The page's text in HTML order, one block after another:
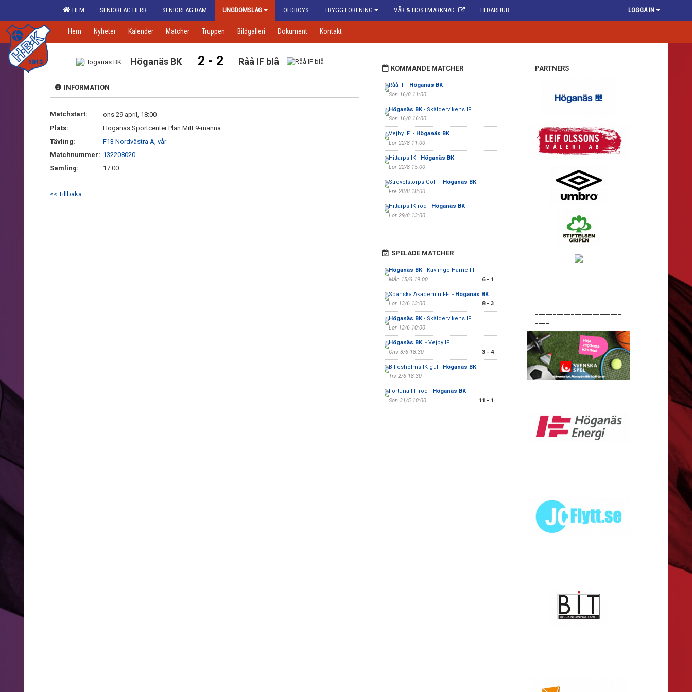
HEM SENIORLAG HERR SENIORLAG DAM UNGDOMSLAG OLDBOYS TRYGG FÖRENING VÅR & HÖSTMARKNAD LEDARHUB LOGGA IN
Hem Nyheter Kalender Matcher Truppen Bildgalleri Dokument Kontakt
Höganäs BK 2 - 2 Råå IF blå
INFORMATION
Matchstart:
ons 29 april, 18:00
Plats:
Höganäs Sportcenter Plan Mitt 9-manna
Tävling:
F13 Nordvästra A, vår
Matchnummer: 132208020
Samling:
17:00
<< Tillbaka
KOMMANDE MATCHER
Råå IF - Höganäs BK
Sön 16/8 11:00
Höganäs BK- Skäldervikens IF
Sön 16/8 16:00
Vejby IF - Höganäs BK
Lör 22/8 11:00
Hittarps IK - Höganäs BK
Lör 22/8 15:00
Strövelstorps GoIF - Höganäs BK
Fre 28/8 18:00
Hittarps IK röd - Höganäs BK
Lör 29/8 13:00
SPELADE MATCHER
Höganäs BK- Kävlinge Harrie FF
Mån 15/6 19:00
6 - 1
Spanska Akademin FF - Höganäs BK
Lör 13/6 13:00
8 - 3
Höganäs BK- Skäldervikens IF
Lör 13/6 10:00
Höganäs BK - Vejby IF
Ons 3/6 18:30
3 - 4
Billesholms IK gul - Höganäs BK
Tis 2/6 18:30
Fortuna FF röd - Höganäs BK
Sön 31/5 10:00
11 - 1
PARTNERS
________________________
____